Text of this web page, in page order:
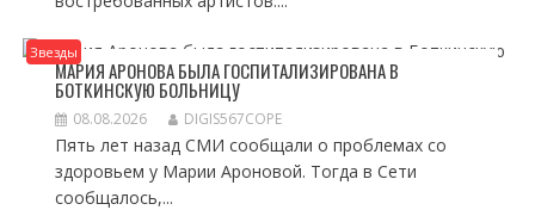
Звезды
МАРИЯ АРОНОВА БЫЛА ГОСПИТАЛИЗИРОВАНА В
БОТКИНСКУЮ БОЛЬНИЦУ
08.08.2026 DIGIS567COPE
Пять лет назад СМИ сообщали о проблемах со
здоровьем у Марии Ароновой. Тогда в Сети
сообщалось,...